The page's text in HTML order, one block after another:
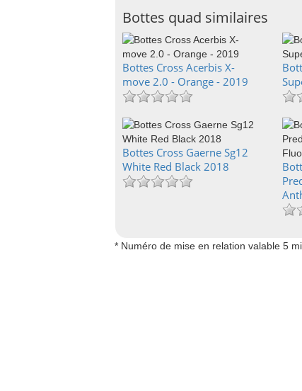
Bottes quad similaires
Bottes Cross Acerbis X-
move 2.0 - Orange - 2019
Bottes Cross Gaerne Sg12
White Red Black 2018
* Numéro de mise en relation valable 5